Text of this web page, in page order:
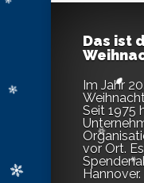
Das ist
Im Jahr
Seit 1975
vor Ort.
Hannover.